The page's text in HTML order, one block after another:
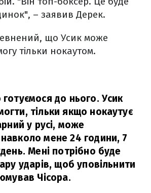
– заявив Дерек.
що Усик може
тільки нокаутом.
до нього. Усик
тільки якщо нокаутує
у русі, може
мене 24 години, 7
Мені потрібно буде
ударів, щоб уповільнити
Чісора.